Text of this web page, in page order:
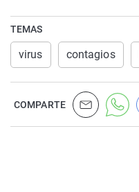
TEMAS
virus contagios
COMPARTE